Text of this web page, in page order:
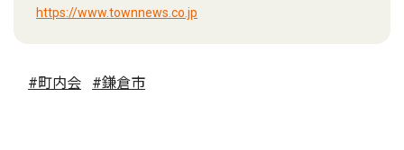
https://www.townnews.co.jp
#町内会 #鎌倉市